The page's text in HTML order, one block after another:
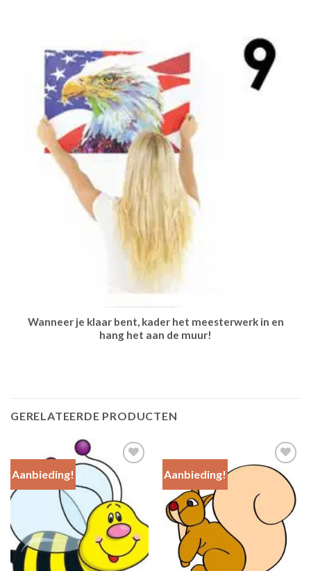
Wanneer je klaar bent, kader het meesterwerk in en
hang het aan de muur!
GERELATEERDE PRODUCTEN
Aanbieding!
Add to
Wishlist
Aanbieding!
Wishlist